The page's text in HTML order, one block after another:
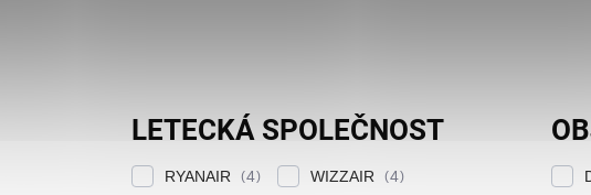
LETECKÁ SPOLEČNOST
RYANAIR 4 WIZZAIR
4